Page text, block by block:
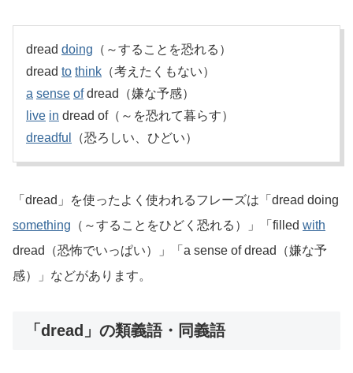
dread doing （～することを恐れる）
dread to think （考えたくもない）
a sense ofdread（嫌な予感）
live in dread of（～を恐れて暮らす）
dreadful
（恐ろしい、ひどい）
「dread」を使ったよく使われるフレーズは「dread doing
something （～することをひどく恐れる）」「filled with
dread（恐怖でいっぱい）」「a sense of dread（嫌な予
感）」などがあります。
「dread」の類義語・同義語